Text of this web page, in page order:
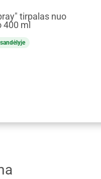
tirpalas nuo
400 ml